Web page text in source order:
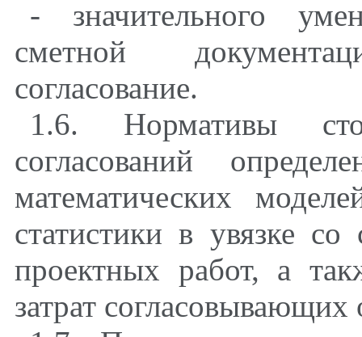
- значительного
сметной
согласование.
1.6. Нормативы
согласований
математических
статистики в увязке
проектных работ, а
затрат согласовывающих